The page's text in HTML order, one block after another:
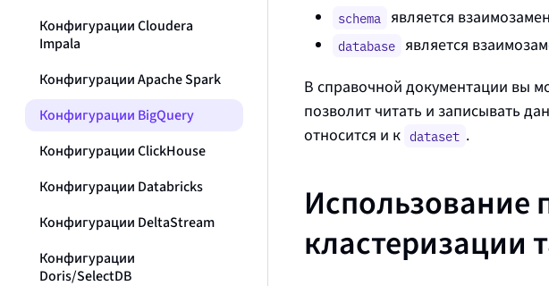
Конфигурации Cloudera
Impala
Конфигурации Apache Spark
Конфигурации BigQuery
Конфигурации ClickHouse
Конфигурации Databricks
Конфигурации DeltaStream
Конфигурации
Doris/SelectDB
schema является
database является
В справочной документации вы
позволит читать и записывать
относится и к dataset .
Использование
кластеризации